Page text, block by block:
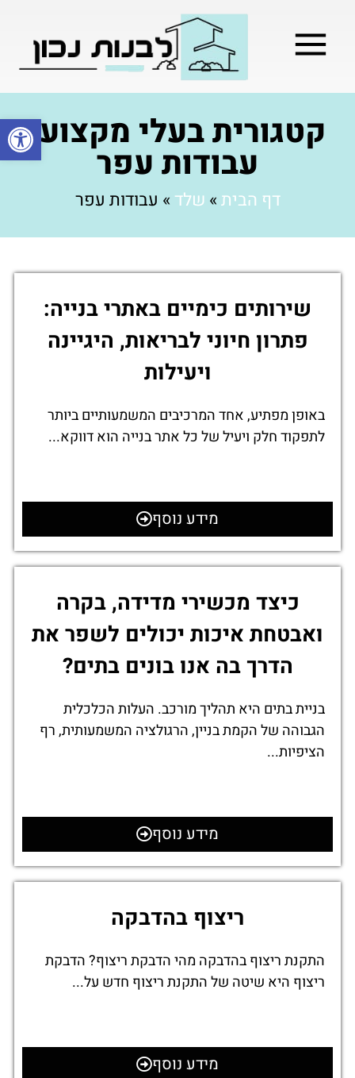
פתחקטגורית בעלי מקצוע:
עבודות עפר
דף הבית» שלד » עבודות עפר
שירותים כימיים באתרי בנייה:
פתרון חיוני לבריאות, היגיינה
ויעילות
באופן מפתיע, אחד המרכיבים המשמעותיים ביותר
לתפקוד חלק ויעיל של כל אתר בנייה הוא דווקא...
מידע נוסף
כיצד מכשירי מדידה, בקרה
ואבטחת איכות יכולים לשפר את
הדרך בה אנו בונים בתים?
בניית בתים היא תהליך מורכב. העלות הכלכלית
הגבוהה של הקמת בניין, הרגולציה המשמעותית, רף
הציפיות...
מידע נוסף
ריצוף בהדבקה
התקנת ריצוף בהדבקה מהי הדבקת ריצוף? הדבקת
ריצוף היא שיטה של התקנת ריצוף חדש על...
מידע נוסף